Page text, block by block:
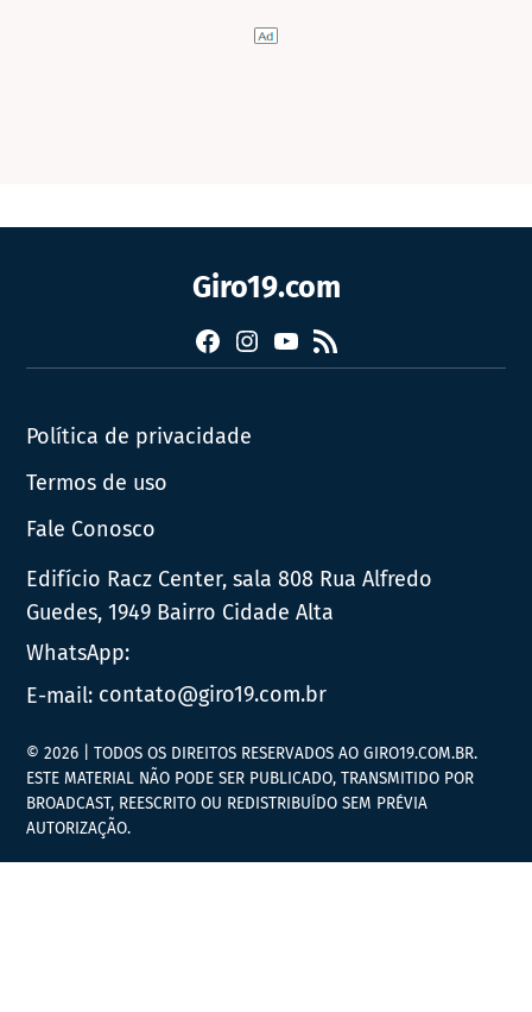
Giro19.com
FacebookInstagram
YouTube
RSS
Política de privacidade
Termos de uso
Fale Conosco
Edifício Racz Center, sala 808 Rua Alfredo
Guedes, 1949 Bairro Cidade Alta
WhatsApp:
E-mail: contato@giro19.com.br
© 2026 | TODOS OS DIREITOS RESERVADOS AO GIRO19.COM.BR.
ESTE MATERIAL NÃO PODE SER PUBLICADO, TRANSMITIDO POR
BROADCAST, REESCRITO OU REDISTRIBUÍDO SEM PRÉVIA
AUTORIZAÇÃO.